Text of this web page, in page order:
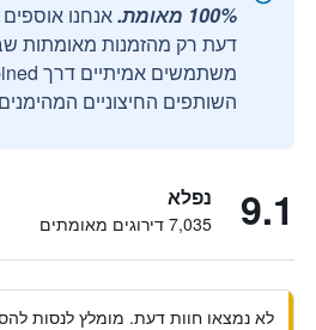
100% מאומת.
אנחנו אוספים
דעת רק מהזמנות מאומתות
השותפים החיצוניים
9.1 נפלא
7,035 דירוגים מאומתים
לא נמצאו חוות דעת. מומלץ לנסות